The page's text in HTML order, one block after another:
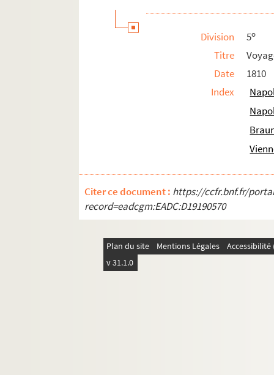
Division 5o
Titre
Date
1810
Index
Citer ce document : https://ccfr.bnf.fr/
record=eadcgm:EADC:D19190570
Plan du site Mentions Légales
v 31.1.0